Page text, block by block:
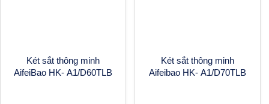
Két sắt thông minh
AifeiBao HK- A1/D60TLB
Két sắt thông minh
Aifeibao HK- A1/D70TLB